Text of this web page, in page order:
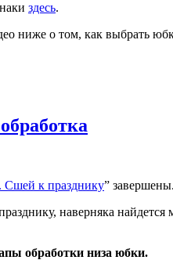
здесь.
ниже о том, как выбрать
к празднику”
наверняка
обработки низа юбки.